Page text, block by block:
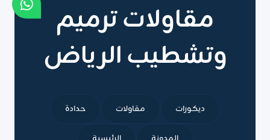
مقاولات ترميم
وتشطيب الرياض
ديكورات مقاولات حدادة